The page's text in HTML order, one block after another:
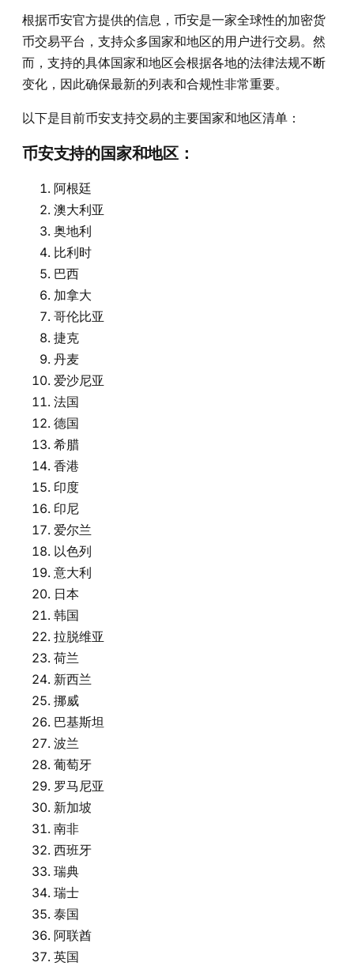
根据币安官方提供的信息，币安是一家全球性的加密货
币交易平台，支持众多国家和地区的用户进行交易。然
而，支持的具体国家和地区会根据各地的法律法规不断
变化，因此确保最新的列表和合规性非常重要。
以下是目前币安支持交易的主要国家和地区清单：
币安支持的国家和地区：
阿根廷
澳大利亚
奥地利
比利时
巴西
加拿大
哥伦比亚
捷克
丹麦
爱沙尼亚
法国
德国
希腊
香港
印度
印尼
爱尔兰
以色列
意大利
日本
韩国
拉脱维亚
荷兰
新西兰
挪威
巴基斯坦
波兰
葡萄牙
罗马尼亚
新加坡
南非
西班牙
瑞典
瑞士
泰国
阿联酋
英国